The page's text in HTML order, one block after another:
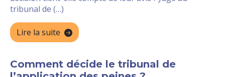
tribunal de (…)
Lire la suite
Comment décide le tribunal de